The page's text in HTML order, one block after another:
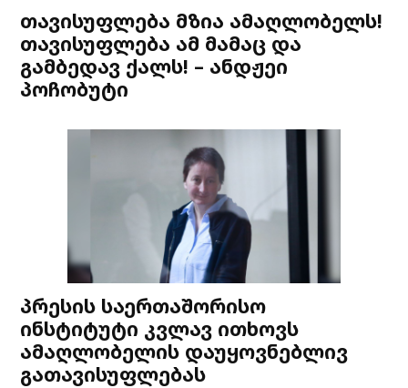
თავისუფლება მზია ამაღლობელს!
თავისუფლება ამ მამაც და
გამბედავ ქალს! – ანდჟეი
პოჩობუტი
პრესის საერთაშორისო
ინსტიტუტი კვლავ ითხოვს
ამაღლობელის დაუყოვნებლივ
გათავისუფლებას